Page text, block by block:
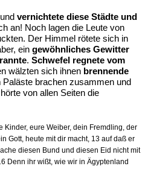
vernichtete diese Städte und
an! Noch lagen die Leute von
Der Himmel rötete sich in
ein gewöhnliches Gewitter
. Schwefel regnete vom
wälzten sich ihnen brennende
brachen zusammen und
von allen Seiten die
Kinder, eure Weiber, dein Fremdling, der
Gott, heute mit dir macht, 13 auf daß er
diesen Bund und diesen Eid nicht mit
Denn ihr wißt, wie wir in Ägyptenland